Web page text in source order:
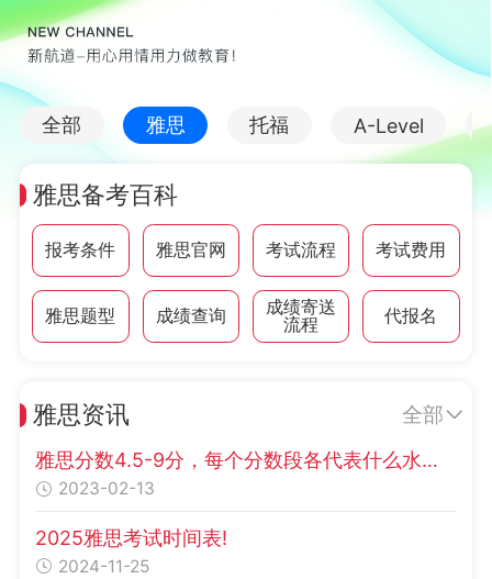
全部 雅思 托福 A-Level
雅思备考百科
报考条件 雅思官网 考试流程 考试费用
雅思题型 成绩查询
成绩寄送
流程
代报名
雅思资讯 全部
雅思分数4.5-9分，每个分数段各代表什么水平？
2023-02-13
2025雅思考试时间表!
2024-11-25